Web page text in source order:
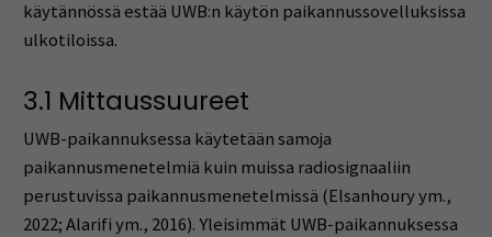
käytännössä estää UWB:n käytön paikannussovelluksissa
ulkotiloissa.
3.1 Mittaussuureet
UWB-paikannuksessa käytetään samoja
paikannusmenetelmiä kuin muissa radiosignaaliin
perustuvissa paikannusmenetelmissä (Elsanhoury ym.,
2022; Alarifi ym., 2016). Yleisimmät UWB-paikannuksessa